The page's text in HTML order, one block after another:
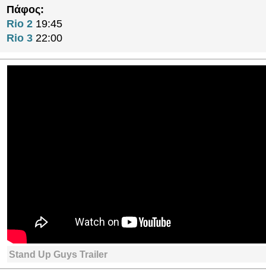
Πάφος:
Rio 2 19:45
Rio 3 22:00
Stand Up Guys Trailer